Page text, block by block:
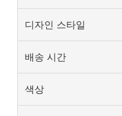
디자인 스타일
배송 시간
색상